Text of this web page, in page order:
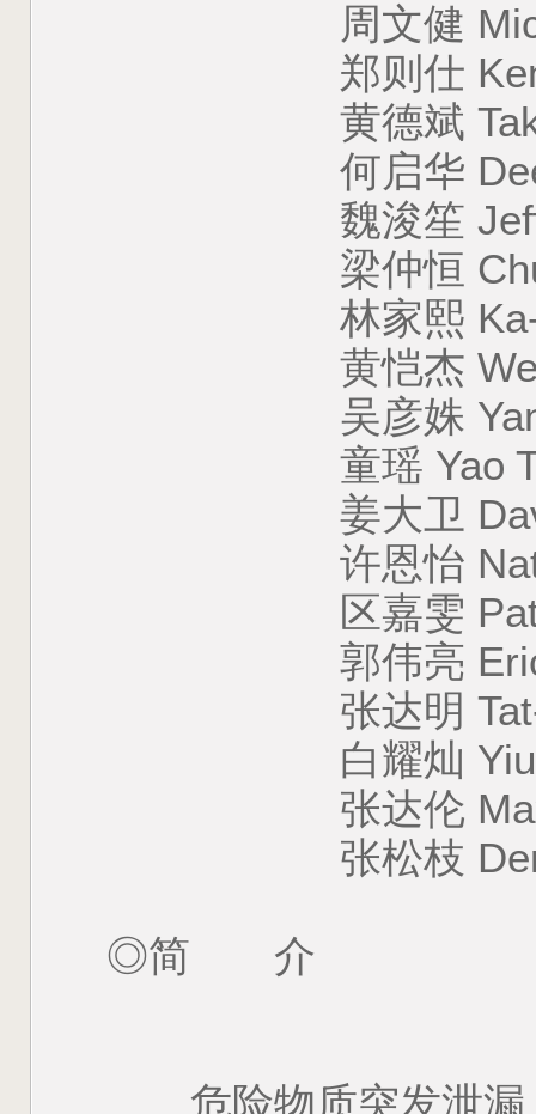
周文健 Michael
郑则仕 Kent
黄德斌 Tak-
何启华
魏浚笙
梁仲恒 Chung-
林家熙 Ka-
黄恺杰
吴彦姝
童瑶 Yao
姜大卫 David
许恩怡
区嘉雯
郭伟亮 Eric
张达明 Tat-
白耀灿 Yiu-
张达伦 Max
张松枝 Deno
◎简 介
危险物质突发泄漏